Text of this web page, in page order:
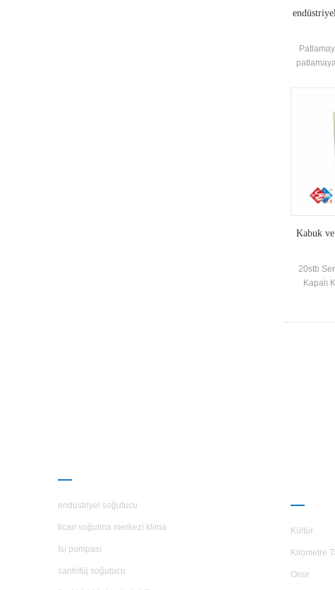
hava
Havada
Kabuk
20stb
Kapalı
evlat
endüstriyel soğutucu
ticari soğutma merkezi klima
Isı pompası
santrifüj soğutucu
Kültür
Kilometre
Onur